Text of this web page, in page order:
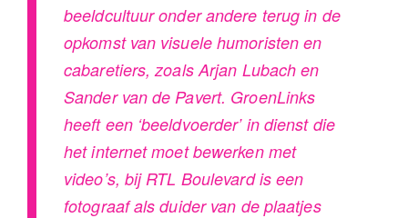
beeldcultuur onder andere terug in de
opkomst van visuele humoristen en
cabaretiers, zoals Arjan Lubach en
Sander van de Pavert. GroenLinks
heeft een ‘beeldvoerder’ in dienst die
het internet moet bewerken met
video’s, bij RTL Boulevard is een
fotograaf als duider van de plaatjes